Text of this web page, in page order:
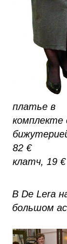
платье в
комплекте
82 €
клатч, 19 €
В De Lera
большом